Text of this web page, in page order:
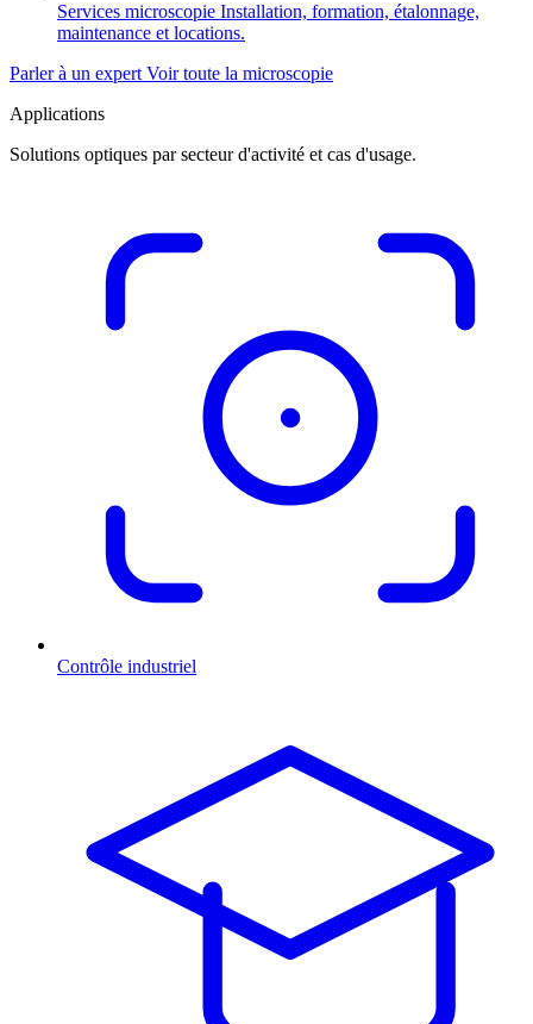
Services microscopie Installation, formation, étalonnage,
maintenance et locations.
Parler à un expert Voir toute la microscopie
Applications
Solutions optiques par secteur d'activité et cas d'usage.
Contrôle industriel